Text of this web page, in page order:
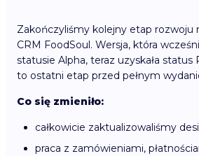
Zakończyliśmy kolejny etap rozwoju
CRM FoodSoul. Wersja, która
statusie Alpha, teraz uzyskała status
to ostatni etap przed pełnym
Co się zmieniło:
całkowicie zaktualizowaliśmy
praca z zamówieniami,